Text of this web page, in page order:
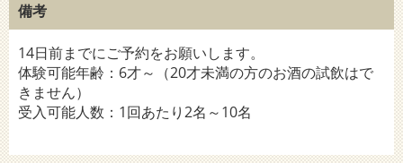
備考
14日前までにご予約をお願いします。
体験可能年齢：6才～（20才未満の方のお酒の試飲はで
きません）
受入可能人数：1回あたり2名～10名